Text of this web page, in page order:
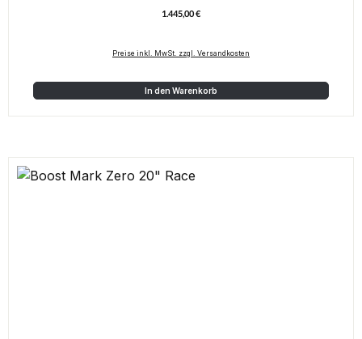
Regulärer Preis:
1.445,00 €
Preise inkl. MwSt. zzgl. Versandkosten
In den Warenkorb